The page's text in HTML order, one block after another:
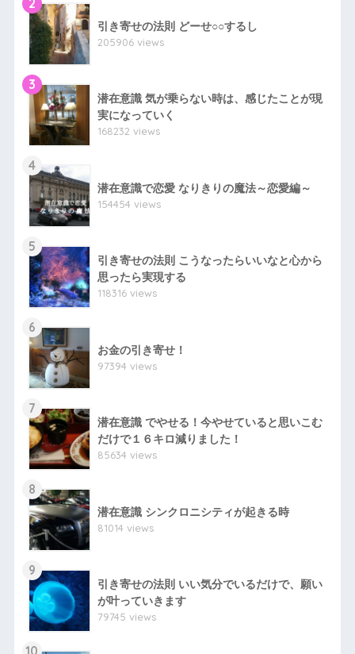
引き寄せの法則 どーせ○○するし
205906 views
3
潜在意識 気が乗らない時は、感じたことが現
実になっていく
168232 views
4
潜在意識で恋愛 なりきりの魔法～恋愛編～
154454 views
5
引き寄せの法則 こうなったらいいなと心から
思ったら実現する
118316 views
6
お金の引き寄せ！
97394 views
7
潜在意識 でやせる！今やせていると思いこむ
だけで１６キロ減りました！
85634 views
8
潜在意識 シンクロニシティが起きる時
81014 views
9
引き寄せの法則 いい気分でいるだけで、願い
が叶っていきます
79745 views
10